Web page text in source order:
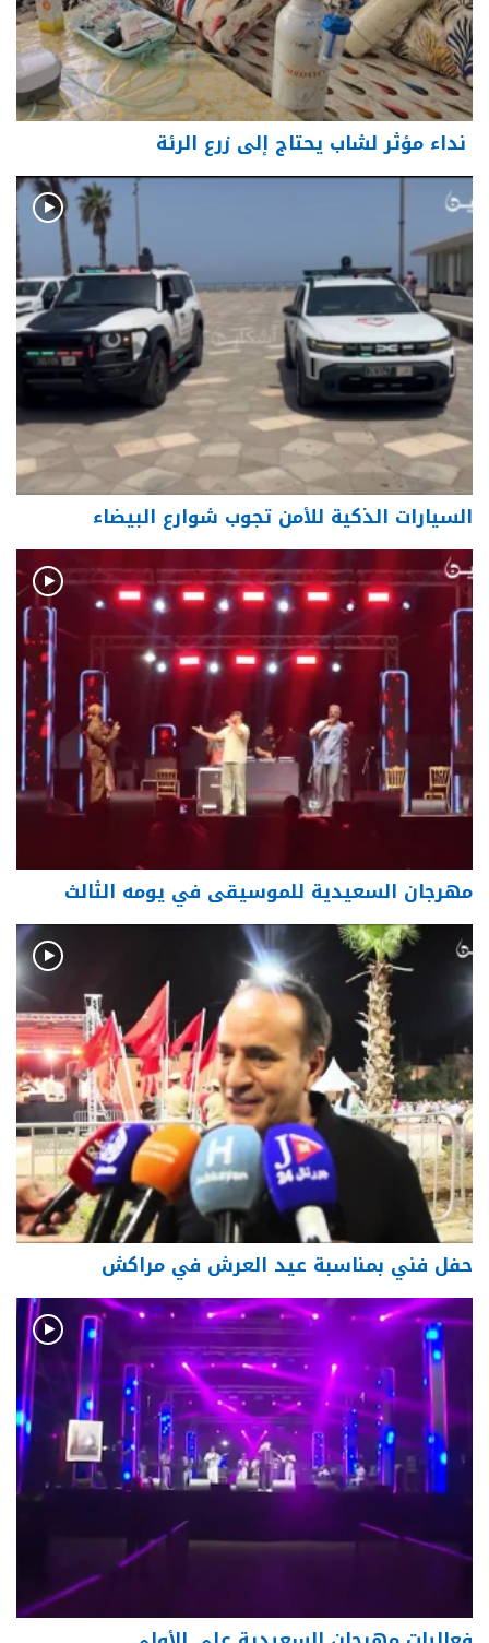
نداء مؤثر لشاب يحتاج إلى زرع الرئة
السيارات الذكية للأمن تجوب شوارع البيضاء
مهرجان السعيدية للموسيقى في يومه الثالث
حفل فني بمناسبة عيد العرش في مراكش